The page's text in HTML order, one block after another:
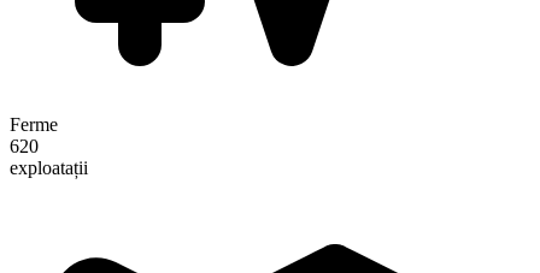
Ferme
620
exploatații